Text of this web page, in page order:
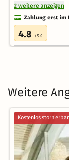
2 weitere anzeigen
Zahlung erst im
4.8 /5.0
Weitere
Kostenlos stornierbar